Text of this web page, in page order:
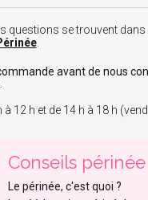
questions se trouvent
.
avant de nous
.
12 h et de 14 h à 18 h
Conseils périnée
Le périnée, c'est quoi ?